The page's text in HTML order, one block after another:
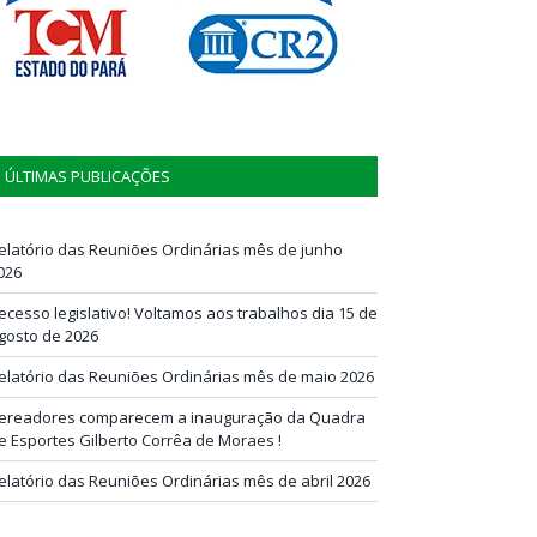
ÚLTIMAS PUBLICAÇÕES
das Reuniões Ordinárias mês de junho
legislativo! Voltamos aos trabalhos dia 15 de
de 2026
das Reuniões Ordinárias mês de maio 2026
comparecem a inauguração da Quadra
Esportes Gilberto Corrêa de Moraes !
das Reuniões Ordinárias mês de abril 2026